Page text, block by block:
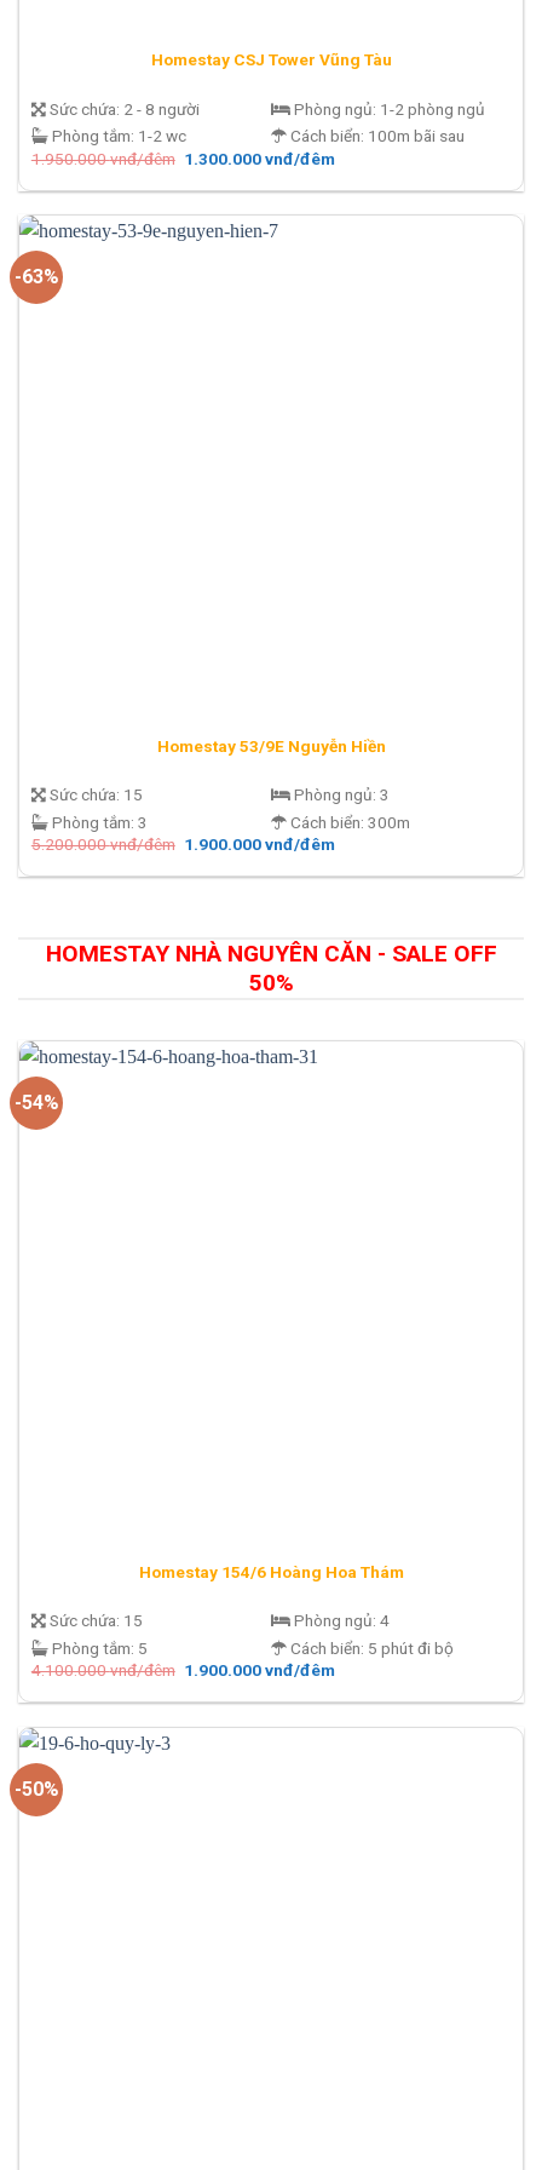
Homestay CSJ Tower Vũng Tàu
Sức chứa: 2 - 8 người
Phòng tắm: 1-2 wc
Phòng ngủ: 1-2 phòng ngủ
Cách biển: 100m bãi sau
1.950.000vnđ/đêm Giá
là:
đêm.
1.300.000vnđ/đêmGiá
tại
1.300.000 vnđ/
-63%
Homestay 53/9E Nguyễn Hiền
Sức chứa: 15
Phòng tắm: 3
Phòng ngủ: 3
Cách biển: 300m
5.200.000vnđ/đêm Giá
là:
1.900.000vnđ/đêmGiá
tại
HOMESTAY NHÀ NGUYÊN CĂN - SALE OFF
50%
-54%
Homestay 154/6 Hoàng Hoa Thám
Sức chứa: 15
Phòng tắm: 5
Phòng ngủ: 4
Cách biển: 5 phút đi bộ
4.100.000vnđ/đêm Giá
là:
đêm.
1.900.000vnđ/đêmGiá
tại
1.900.000 vnđ/
-50%